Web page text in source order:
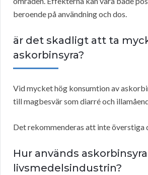
beroende på användning och dos.
är det skadligt att ta
askorbinsyra?
Vid mycket hög konsumtion av
till magbesvär som diarré och
Det rekommenderas att inte överstiga
Hur används
livsmedelsindustrin?